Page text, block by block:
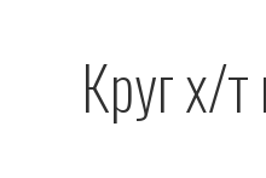
Круг х/